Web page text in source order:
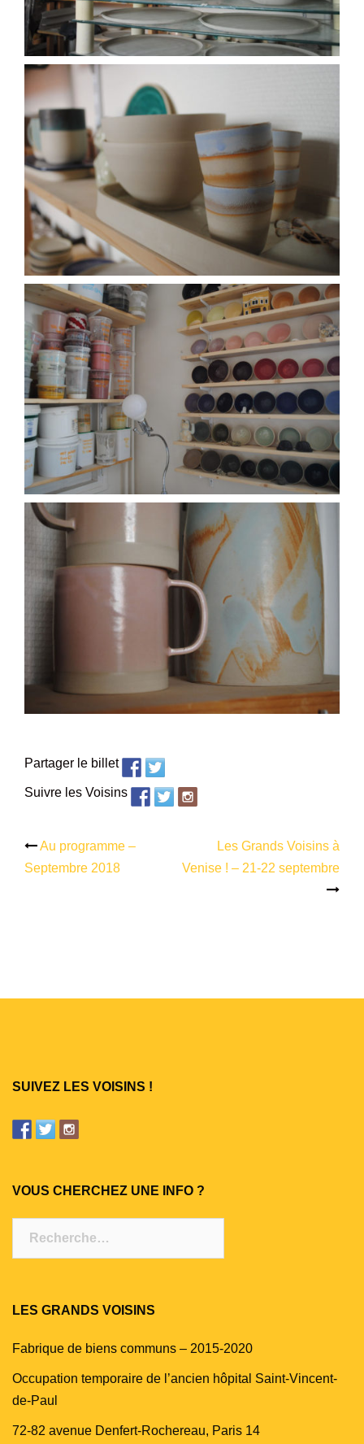
Partager le billet
Suivre les Voisins
Navigation
Au programme –
Septembre 2018
Les Grands Voisins à
Venise ! – 21-22 septembre
SUIVEZ LES VOISINS !
VOUS CHERCHEZ UNE INFO ?
LES GRANDS VOISINS
Fabrique de biens communs – 2015-2020
Occupation temporaire de l’ancien hôpital Saint-Vincent-
de-Paul
72-82 avenue Denfert-Rochereau, Paris 14